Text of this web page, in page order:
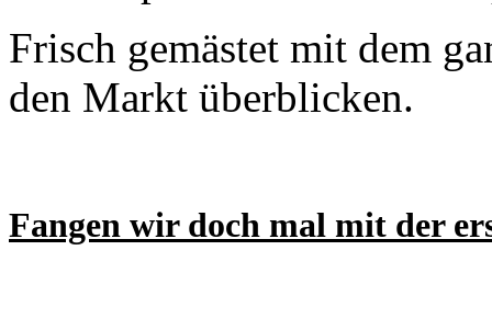
Frisch gemästet mit dem
den Markt überblicken.
Fangen wir doch mal mit der